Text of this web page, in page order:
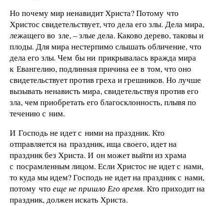
Но почему мир ненавидит Христа? Потому что
Христос свидетельствует, что дела его злы. Дела мира,
лежащего во зле, – злые дела. Каково дерево, таковы и
плоды. Для мира нестерпимо слышать обличение, что
дела его злы. Чем бы ни прикрывалась вражда мира
к Евангелию, подлинная причина ее в том, что оно
свидетельствует против греха и грешников. Но лучше
вызывать ненависть мира, свидетельствуя против его
зла, чем приобретать его благосклонность, плывя по
течению с ним.
И Господь не идет с ними на праздник. Кто
отправляется на праздник, ища своего, идет на
праздник без Христа. И он может выйти из храма
с посрамленным лицом. Если Христос не идет с нами,
то куда мы идем? Господь не идет на праздник с нами,
потому что еще не пришло Его время. Кто приходит на
праздник, должен искать Христа.